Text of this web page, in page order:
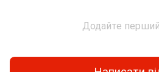
Додайте перший